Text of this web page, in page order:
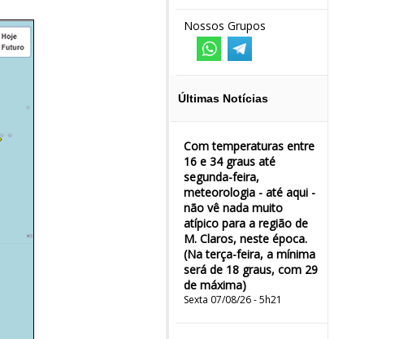
Nossos Grupos
Últimas Notícias
Com temperaturas entre
16 e 34 graus até
segunda-feira,
meteorologia - até aqui -
não vê nada muito
atípico para a região de
M. Claros, neste época.
(Na terça-feira, a mínima
será de 18 graus, com 29
de máxima)
Sexta 07/08/26 - 5h21